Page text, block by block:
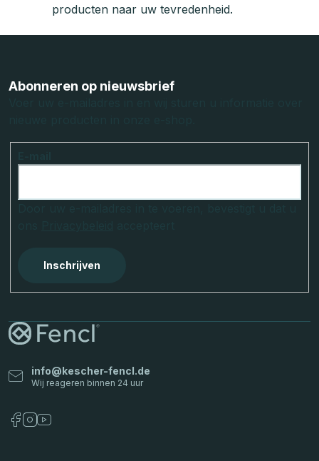
producten naar uw tevredenheid.
Abonneren op nieuwsbrief
Inschrijven
info@kescher-fencl.de